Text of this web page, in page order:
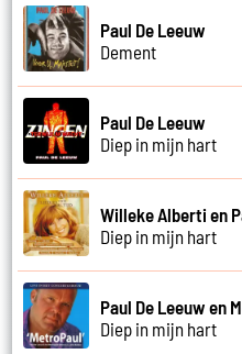
Paul De Leeuw
Dement
Paul De Leeuw
Diep in mijn hart
Willeke Alberti en
Diep in mijn hart
Paul De Leeuw en
Diep in mijn hart